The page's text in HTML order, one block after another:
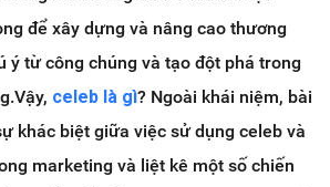
để xây dựng và nâng cao thương
ý từ công chúng và tạo đột phá trong
celeb là gì? Ngoài khái niệm, bài
khác biệt giữa việc sử dụng celeb và
marketing và liệt kê một số chiến